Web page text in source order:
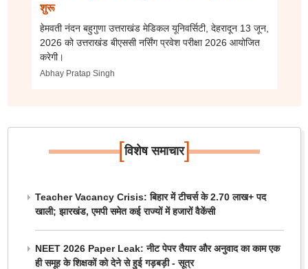
शुरू
हेमवती नंदन बहुगुणा उत्तराखंड मेडिकल यूनिवर्सिटी, देहरादून 13 जून,
2026 को उत्तराखंड बीएससी नर्सिंग प्रवेश परीक्षा 2026 आयोजित
करेगी।
Abhay Pratap Singh
[विशेष समाचार]
Teacher Vacancy Crisis: बिहार में टीचर्स के 2.70 लाख+ पद
खाली; झारखंड, एमपी समेत कई राज्यों में हजारों वैकेंसी
NEET 2026 Paper Leak: नीट पेपर तैयार और अनुवाद का काम एक
ही समूह के शिक्षकों को देने से हुई गड़बड़ी - सूत्र